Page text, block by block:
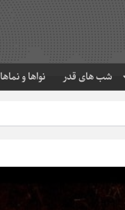
شب های قدر نواها و نماها